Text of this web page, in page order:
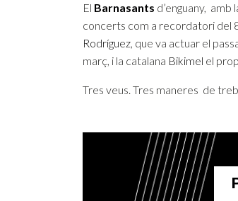
El Barnasants d’enguany,
concerts com a recordatori del
Rodríguez, que va actuar el
març, i la catalana Bikimel el
Tres veus. Tres maneres de